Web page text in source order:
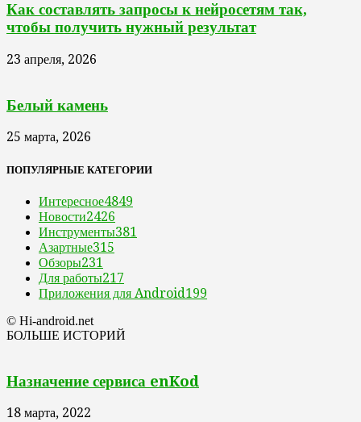
Как составлять запросы к нейросетям так,
чтобы получить нужный результат
23 апреля, 2026
Белый камень
25 марта, 2026
ПОПУЛЯРНЫЕ КАТЕГОРИИ
Интересное4849
Новости2426
Инструменты381
Азартные315
Обзоры231
Для работы217
Приложения для Android199
© Hi-android.net
БОЛЬШЕ ИСТОРИЙ
Назначение сервиса enKod
18 марта, 2022